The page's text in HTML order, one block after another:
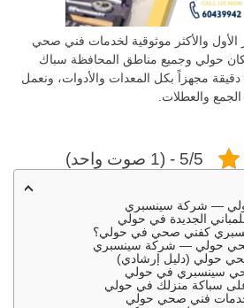
الأول والأكثر موثوقية لخدمات فني صحي
حولي وجميع مناطق المحافظة سباك
صحي حولي يصلك خلال 30 دقيقة مجهزاً بكل المعدات والأدوات، ونعمل
5/5 - (1 صوت واحد)
— شركة سينسبري
الجديدة في حولي
كفني صحي في حولي؟
حولي — شركة سينسبري
حولي (دليل إرشادي)
سينسبري في حولي
سباكة منزلك في حولي
خدمات فني صحي حولي